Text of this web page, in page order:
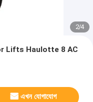
2/4
Lifts Haulotte 8 AC
এখন যোগাযোগ